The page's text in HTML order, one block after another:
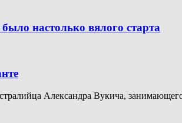
настолько вялого старта
Александра Вукича,